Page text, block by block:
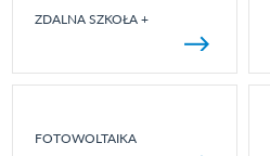
ZDALNA SZKOŁA +
FOTOWOLTAIKA